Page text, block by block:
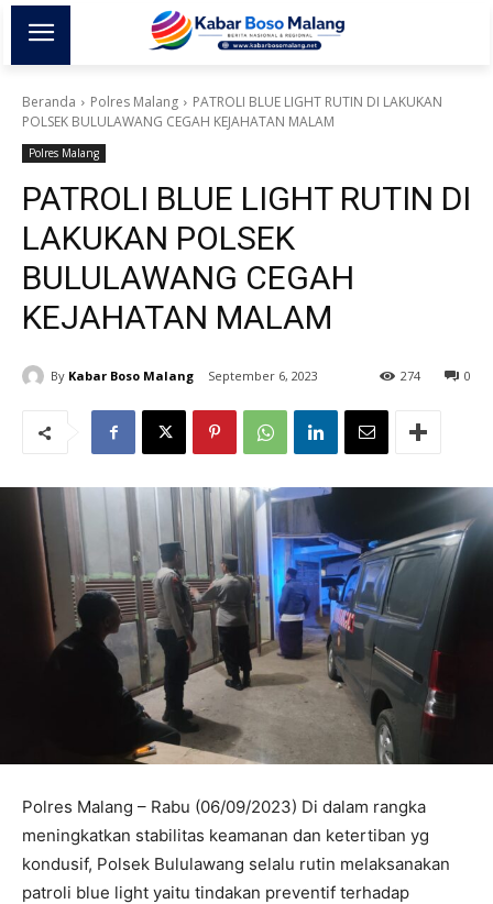
Beranda Polres Malang
PATROLI BLUE LIGHT RUTIN DI LAKUKAN
POLSEK BULULAWANG CEGAH KEJAHATAN MALAM
Polres Malang
PATROLI BLUE LIGHT RUTIN DI
LAKUKAN POLSEK
BULULAWANG CEGAH
KEJAHATAN MALAM
By Kabar Boso Malang September 6, 2023 0
274
Polres Malang – Rabu (06/09/2023) Di dalam rangka
meningkatkan stabilitas keamanan dan ketertiban yg
kondusif, Polsek Bululawang selalu rutin melaksanakan
patroli blue light yaitu tindakan preventif terhadap